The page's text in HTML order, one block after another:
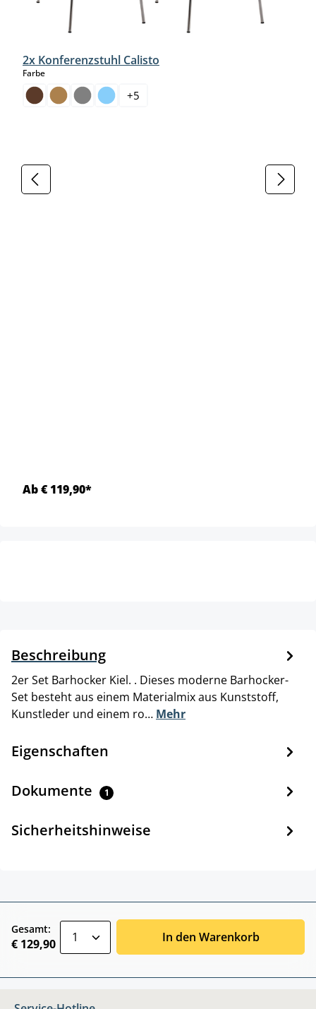
2x Konferenzstuhl Calisto
Farbeauswählen
+5
Ab € 119,90*
Beschreibung
2er Set Barhocker Kiel. . Dieses moderne Barhocker-
Set besteht aus einem Materialmix aus Kunststoff,
Kunstleder und einem ro… Mehr
Eigenschaften
Dokumente 1
Sicherheitshinweise
Gesamt:
€ 129,90 In den Warenkorb